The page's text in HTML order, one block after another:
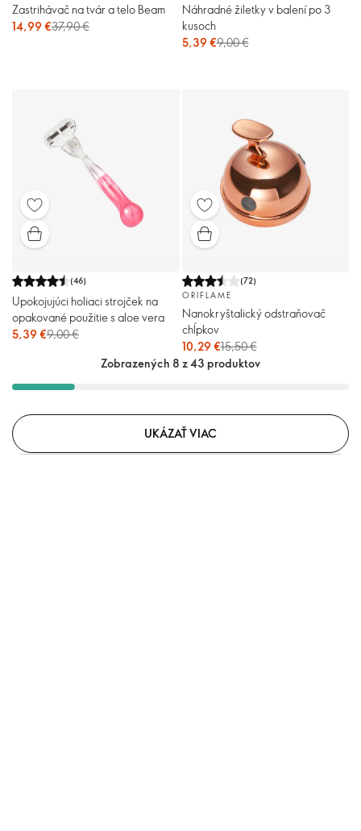
Zastrihávač na tvár a telo Beam
14,99 €37,90 €
Náhradné žiletky v balení po 3
kusoch
5,39 €9,00 €
(46)
Upokojujúci holiaci strojček na
opakované použitie s aloe vera
5,39 €9,00 €
(72)
ORIFLAME
Nanokryštalický odstraňovač
chĺpkov
10,29 €15,50 €
Zobrazených 8 z 43 produktov
UKÁZAŤ VIAC